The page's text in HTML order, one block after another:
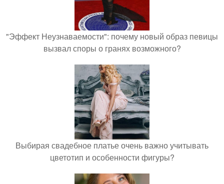
"Эффект Неузнаваемости": почему новый образ певицы
вызвал споры о гранях возможного?
Выбирая свадебное платье очень важно учитывать
цветотип и особенности фигуры?